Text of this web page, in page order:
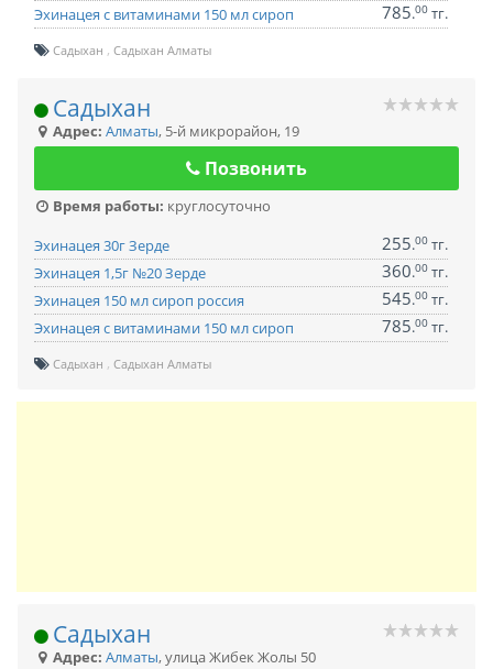
Эхинацея с витаминами 150 мл сироп
785.00 тг.
Садыхан Садыхан Алматы
Садыхан
Адрес: Алматы, 5-й микрорайон, 19
Позвонить
Время работы: круглосуточно
Эхинацея 30г Зерде
255.00 тг.
Эхинацея 1,5г №20 Зерде
360.00 тг.
Эхинацея 150 мл сироп россия
545.00 тг.
Эхинацея с витаминами 150 мл сироп
785.00 тг.
Садыхан Садыхан Алматы
Садыхан
Адрес: Алматы,улица Жибек Жолы 50